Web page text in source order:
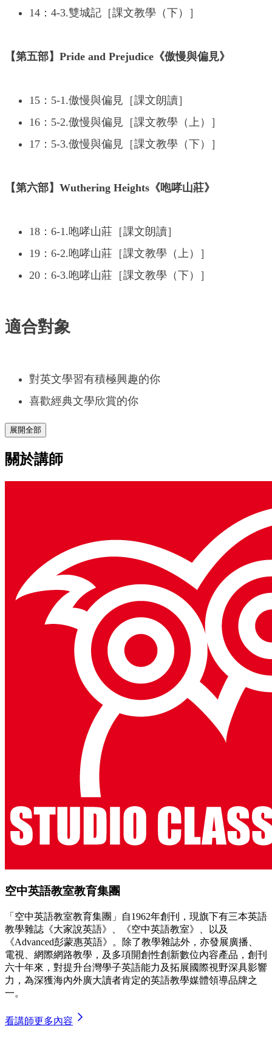
14：4-3.雙城記［課文教學（下）］
【第五部】Pride and Prejudice《傲慢與偏見》
15：5-1.傲慢與偏見［課文朗讀］
16：5-2.傲慢與偏見［課文教學（上）］
17：5-3.傲慢與偏見［課文教學（下）］
【第六部】Wuthering Heights《咆哮山莊》
18：6-1.咆哮山莊［課文朗讀］
19：6-2.咆哮山莊［課文教學（上）］
20：6-3.咆哮山莊［課文教學（下）］
適合對象
對英文學習有積極興趣的你
喜歡經典文學欣賞的你
展開全部
關於講師
空中英語教室教育集團
「空中英語教室教育集團」自1962年創刊，現旗下有三本英語
教學雜誌《大家說英語》、《空中英語教室》、以及
《Advanced彭蒙惠英語》。除了教學雜誌外，亦發展廣播、
電視、網際網路教學，及多項開創性創新數位內容產品，創刊
六十年來，對提升台灣學子英語能力及拓展國際視野深具影響
力，為深獲海內外廣大讀者肯定的英語教學媒體領導品牌之
一。
看講師更多內容